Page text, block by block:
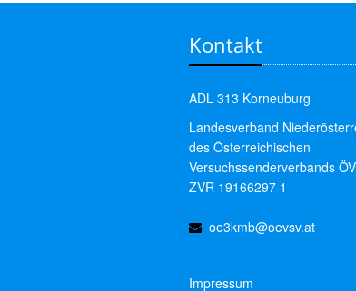
Kontakt
ADL 313 Korneuburg
Landesverband
des Österreichischen
Versuchssenderverbands
ZVR 19166297 1
oe3kmb@oevsv.at
Impressum